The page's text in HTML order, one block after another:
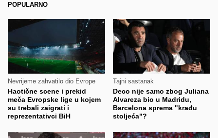
POPULARNO
Nevrijeme zahvatilo dio Evrope
Haotične scene i prekid
meča Evropske lige u kojem
su trebali zaigrati i
reprezentativci BiH
Tajni sastanak
Deco nije samo zbog Juliana
Alvareza bio u Madridu,
Barcelona sprema "krađu
stoljeća"?